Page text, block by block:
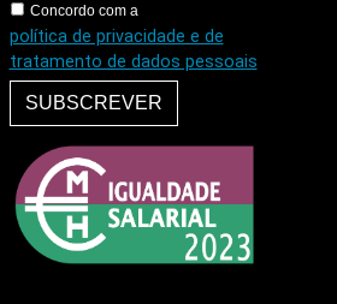
Concordo com a
política de privacidade e de
tratamento de dados pessoais
SUBSCREVER